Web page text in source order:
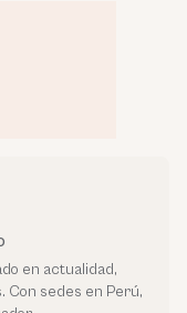
en actualidad,
Con sedes en Perú,